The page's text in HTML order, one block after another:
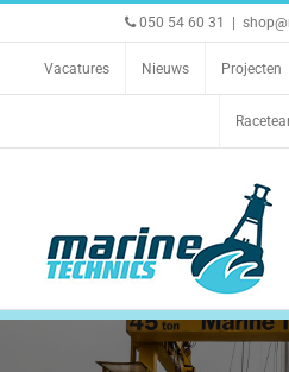
050 54 60 31
Vacatures Nieuws Projecten